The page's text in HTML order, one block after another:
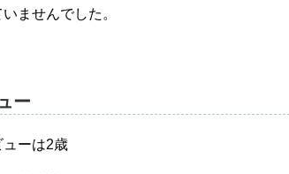
ませんでした。
ー
ューは2歳